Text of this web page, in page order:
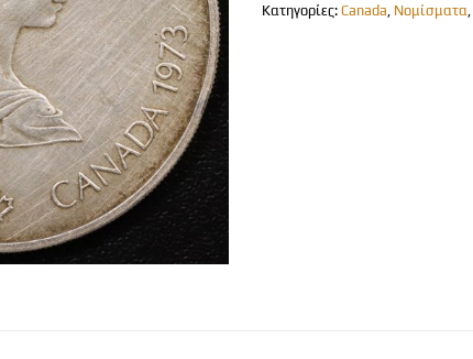
Κατηγορίες: Canada Νομίσματα